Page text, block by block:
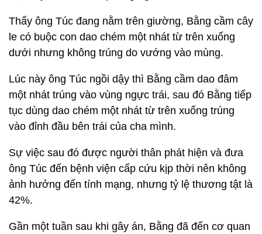
Thấy ông Túc đang nằm trên giường, Bằng cầm cây
le có buộc con dao chém một nhát từ trên xuống
dưới nhưng không trúng do vướng vào mùng.
Lúc này ông Túc ngồi dậy thì Bằng cầm dao đâm
một nhát trúng vào vùng ngực trái, sau đó Bằng tiếp
tục dùng dao chém một nhát từ trên xuống trúng
vào đỉnh đầu bên trái của cha mình.
Sự việc sau đó được người thân phát hiện và đưa
ông Túc đến bệnh viện cấp cứu kịp thời nên không
ảnh hưởng đến tính mạng, nhưng tỷ lệ thương tật là
42%.
Gần một tuần sau khi gây án, Bằng đã đến cơ quan